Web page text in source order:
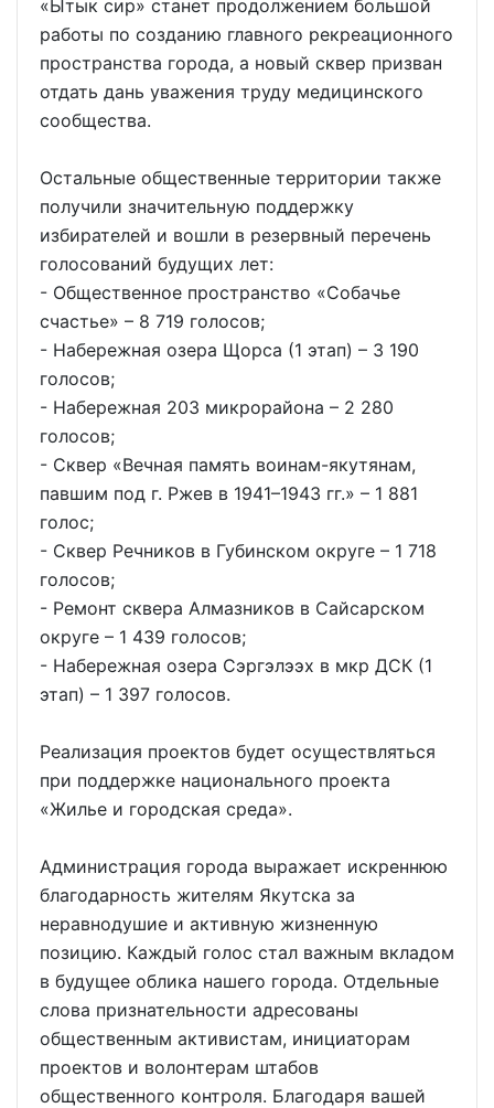
«Ытык сир» станет продолжением большой
работы по созданию главного рекреационного
пространства города, а новый сквер призван
отдать дань уважения труду медицинского
сообщества.
Остальные общественные территории также
получили значительную поддержку
избирателей и вошли в резервный перечень
голосований будущих лет:
- Общественное пространство «Собачье
счастье» – 8 719 голосов;
- Набережная озера Щорса (1 этап) – 3 190
голосов;
- Набережная 203 микрорайона – 2 280
голосов;
- Сквер «Вечная память воинам-якутянам,
павшим под г. Ржев в 1941–1943 гг.» – 1 881
голос;
- Сквер Речников в Губинском округе – 1 718
голосов;
- Ремонт сквера Алмазников в Сайсарском
округе – 1 439 голосов;
- Набережная озера Сэргэлээх в мкр ДСК (1
этап) – 1 397 голосов.
Реализация проектов будет осуществляться
при поддержке национального проекта
«Жилье и городская среда».
Администрация города выражает искреннюю
благодарность жителям Якутска за
неравнодушие и активную жизненную
позицию. Каждый голос стал важным вкладом
в будущее облика нашего города. Отдельные
слова признательности адресованы
общественным активистам, инициаторам
проектов и волонтерам штабов
общественного контроля. Благодаря вашей